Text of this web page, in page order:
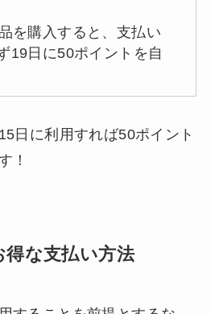
を購入すると、支払い
19日に50ポイントを自
日に利用すれば50ポイント
！
得な支払い方法